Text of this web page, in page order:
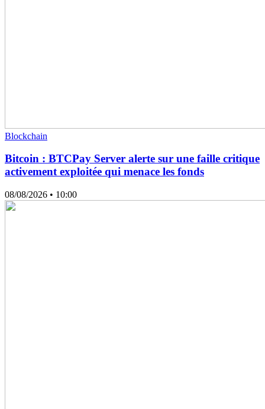
Blockchain
Bitcoin : BTCPay Server alerte sur une faille critique
activement exploitée qui menace les fonds
08/08/2026 • 10:00